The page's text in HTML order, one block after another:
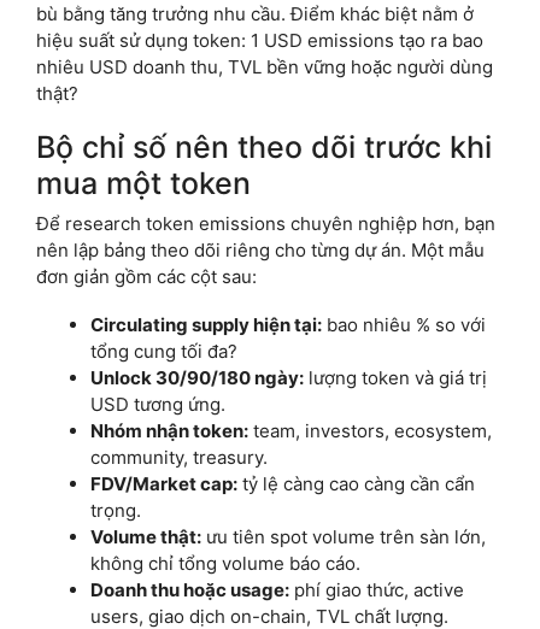
bù bằng tăng trưởng nhu cầu. Điểm khác biệt nằm ở
hiệu suất sử dụng token: 1 USD emissions tạo ra bao
nhiêu USD doanh thu, TVL bền vững hoặc người dùng
thật?
Bộ chỉ số nên theo dõi trước khi
mua một token
Để research token emissions chuyên nghiệp hơn, bạn
nên lập bảng theo dõi riêng cho từng dự án. Một mẫu
đơn giản gồm các cột sau:
Circulating supply hiện tại: bao nhiêu % so với
tổng cung tối đa?
Unlock 30/90/180 ngày: lượng token và giá trị
USD tương ứng.
Nhóm nhận token: team, investors, ecosystem,
community, treasury.
FDV/Market cap: tỷ lệ càng cao càng cần cẩn
trọng.
Volume thật: ưu tiên spot volume trên sàn lớn,
không chỉ tổng volume báo cáo.
Doanh thu hoặc usage: phí giao thức, active
users, giao dịch on-chain, TVL chất lượng.